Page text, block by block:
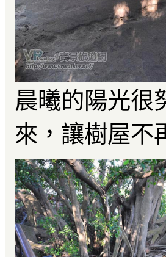
晨曦的陽光很
來，讓樹屋不